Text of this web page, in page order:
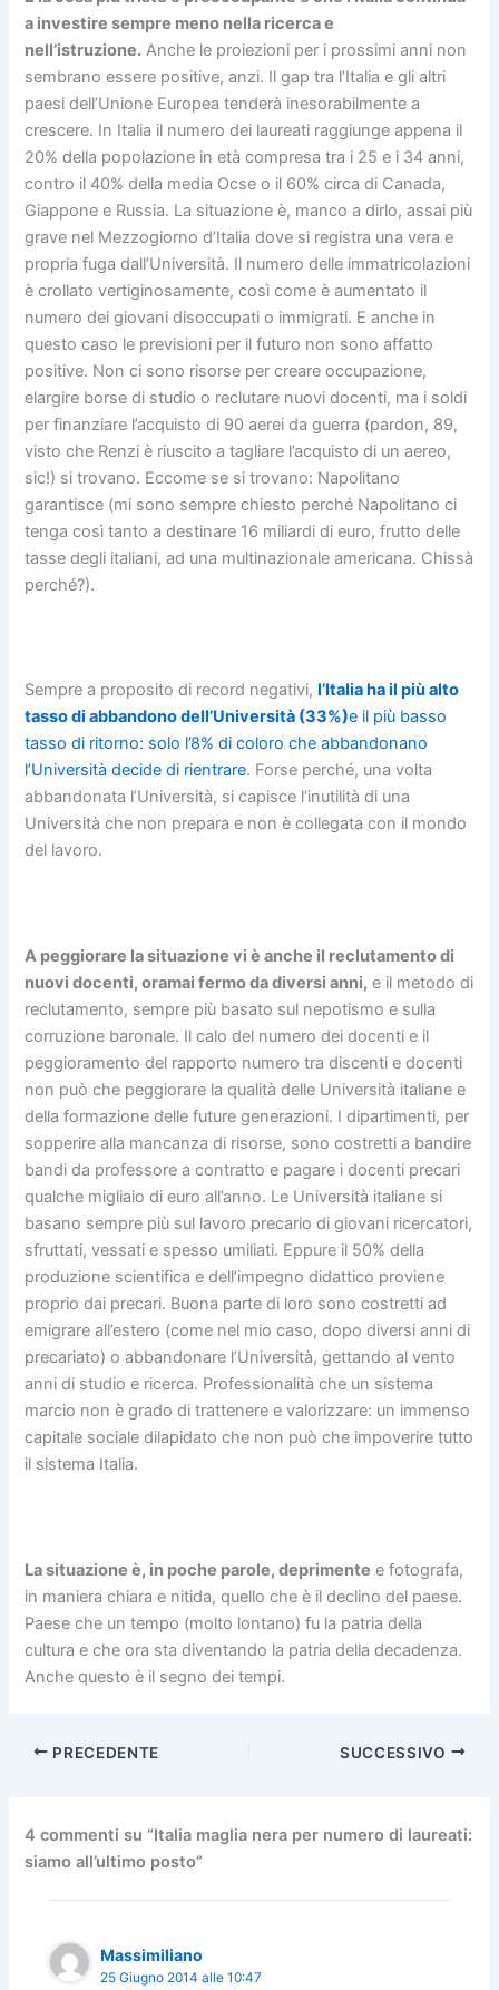
a investire sempre meno nella ricerca e
nell’istruzione. Anche le proiezioni per i prossimi anni non
sembrano essere positive, anzi. Il gap tra l’Italia e gli altri
paesi dell’Unione Europea tenderà inesorabilmente a
crescere. In Italia il numero dei laureati raggiunge appena il
20% della popolazione in età compresa tra i 25 e i 34 anni,
contro il 40% della media Ocse o il 60% circa di Canada,
Giappone e Russia. La situazione è, manco a dirlo, assai più
grave nel Mezzogiorno d’Italia dove si registra una vera e
propria fuga dall’Università. Il numero delle immatricolazioni
è crollato vertiginosamente, così come è aumentato il
numero dei giovani disoccupati o immigrati. E anche in
questo caso le previsioni per il futuro non sono affatto
positive. Non ci sono risorse per creare occupazione,
elargire borse di studio o reclutare nuovi docenti, ma i soldi
per finanziare l’acquisto di 90 aerei da guerra (pardon, 89,
visto che Renzi è riuscito a tagliare l’acquisto di un aereo,
sic!) si trovano. Eccome se si trovano: Napolitano
garantisce (mi sono sempre chiesto perché Napolitano ci
tenga così tanto a destinare 16 miliardi di euro, frutto delle
tasse degli italiani, ad una multinazionale americana. Chissà
perché?).
Sempre a proposito di record negativi,l’Italia ha il più alto
tasso di abbandono dell’Università (33%)e il più basso
tasso di ritorno: solo l’8% di coloro che abbandonano
l’Università decide di rientrare. Forse perché, una volta
abbandonata l’Università, si capisce l’inutilità di una
Università che non prepara e non è collegata con il mondo
del lavoro.
A peggiorare la situazione vi è anche il reclutamento di
nuovi docenti, oramai fermo da diversi anni, e il metodo di
reclutamento, sempre più basato sul nepotismo e sulla
corruzione baronale. Il calo del numero dei docenti e il
peggioramento del rapporto numero tra discenti e docenti
non può che peggiorare la qualità delle Università italiane e
della formazione delle future generazioni. I dipartimenti, per
sopperire alla mancanza di risorse, sono costretti a bandire
bandi da professore a contratto e pagare i docenti precari
qualche migliaio di euro all’anno. Le Università italiane si
basano sempre più sul lavoro precario di giovani ricercatori,
sfruttati, vessati e spesso umiliati. Eppure il 50% della
produzione scientifica e dell’impegno didattico proviene
proprio dai precari. Buona parte di loro sono costretti ad
emigrare all’estero (come nel mio caso, dopo diversi anni di
precariato) o abbandonare l’Università, gettando al vento
anni di studio e ricerca. Professionalità che un sistema
marcio non è grado di trattenere e valorizzare: un immenso
capitale sociale dilapidato che non può che impoverire tutto
il sistema Italia.
La situazione è, in poche parole, deprimente e fotografa,
in maniera chiara e nitida, quello che è il declino del paese.
Paese che un tempo (molto lontano) fu la patria della
cultura e che ora sta diventando la patria della decadenza.
Anche questo è il segno dei tempi.
PRECEDENTE SUCCESSIVO
4 commenti su “Italia maglia nera per numero di laureati:
siamo all’ultimo posto”
Massimiliano
25 Giugno 2014 alle 10:47